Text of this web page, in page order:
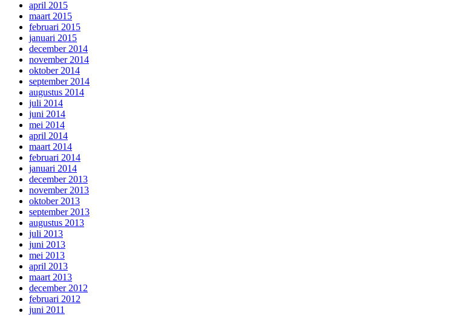
april 2015
maart 2015
februari 2015
januari 2015
december 2014
november 2014
oktober 2014
september 2014
augustus 2014
juli 2014
juni 2014
mei 2014
april 2014
maart 2014
februari 2014
januari 2014
december 2013
november 2013
oktober 2013
september 2013
augustus 2013
juli 2013
juni 2013
mei 2013
april 2013
maart 2013
december 2012
februari 2012
juni 2011